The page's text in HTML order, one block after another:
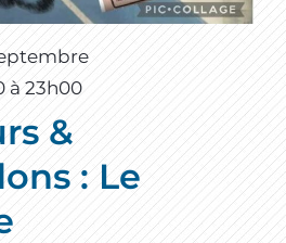
à 23h00
&
: Le